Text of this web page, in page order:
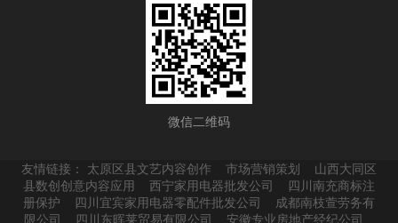
微信二维码
友情链接： 太原区县文艺内容创作 市场营销策划
山西大同区
县数创创意内容应用
西宁家用电器批发公司
四川南充商标注
册保护
四川宜宾家用电器零配件批发公司
成都南枝萱劳务有
限公司
四川东晖莱贸易有限公司 安徽专业房地产经纪公司